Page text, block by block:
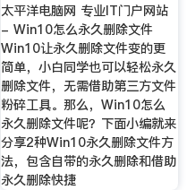
太平洋电脑网 专业IT门户网站
- Win10怎么永久删除文件
Win10让永久删除文件变的更
简单，小白同学也可以轻松永久
删除文件，无需借助第三方文件
粉碎工具。那么，Win10怎么
永久删除文件呢？下面小编就来
分享2种Win10永久删除文件方
法，包含自带的永久删除和借助
永久删除快捷